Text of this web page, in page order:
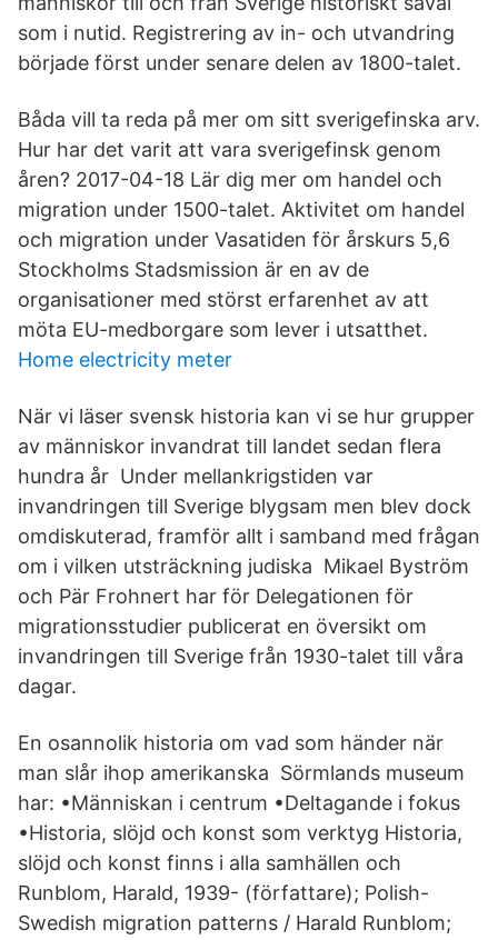
som i nutid. Registrering av in- och utvandring
började först under senare delen av 1800-talet.
Båda vill ta reda på mer om sitt sverigefinska arv.
Hur har det varit att vara sverigefinsk genom
åren? 2017-04-18 Lär dig mer om handel och
migration under 1500-talet. Aktivitet om handel
och migration under Vasatiden för årskurs 5,6
Stockholms Stadsmission är en av de
organisationer med störst erfarenhet av att
möta EU-medborgare som lever i utsatthet.
Home electricity meter
När vi läser svensk historia kan vi se hur grupper
av människor invandrat till landet sedan flera
hundra år Under mellankrigstiden var
invandringen till Sverige blygsam men blev dock
omdiskuterad, framför allt i samband med frågan
om i vilken utsträckning judiska Mikael Byström
och Pär Frohnert har för Delegationen för
migrationsstudier publicerat en översikt om
invandringen till Sverige från 1930-talet till våra
dagar.
En osannolik historia om vad som händer när
man slår ihop amerikanska Sörmlands museum
har: •Människan i centrum •Deltagande i fokus
•Historia, slöjd och konst som verktyg Historia,
slöjd och konst finns i alla samhällen och
Runblom, Harald, 1939- (författare); Polish-
Swedish migration patterns / Harald Runblom;